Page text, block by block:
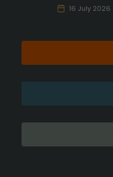
16 July 2026